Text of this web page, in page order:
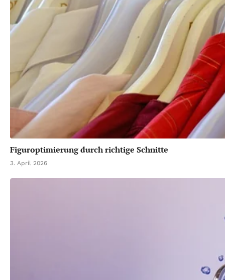
Figuroptimierung durch richtige Schnitte
3. April 2026